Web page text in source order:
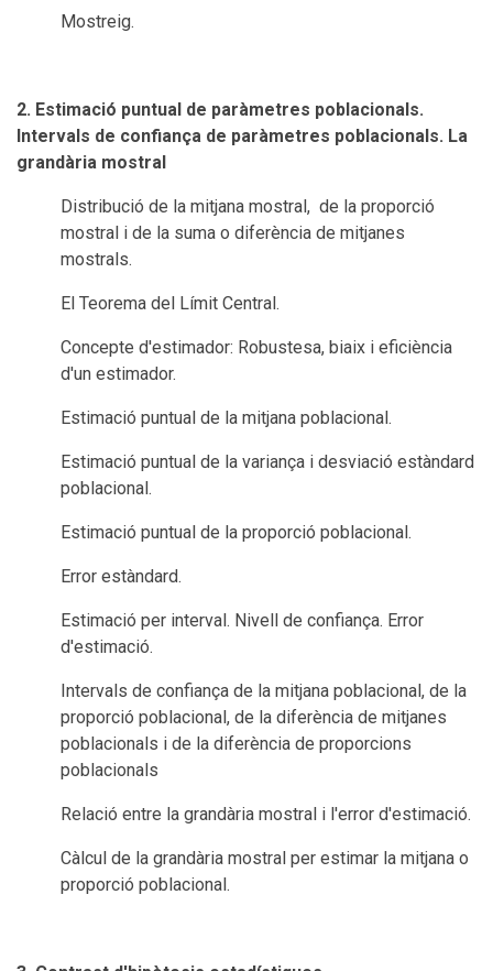
Mostreig.
2. Estimació puntual de paràmetres poblacionals.
Intervals de confiança de paràmetres poblacionals. La
grandària mostral
Distribució de la mitjana mostral, de la proporció
mostral i de la suma o diferència de mitjanes
mostrals.
El Teorema del Límit Central.
Concepte d'estimador: Robustesa, biaix i eficiència
d'un estimador.
Estimació puntual de la mitjana poblacional.
Estimació puntual de la variança i desviació estàndard
poblacional.
Estimació puntual de la proporció poblacional.
Error estàndard.
Estimació per interval. Nivell de confiança. Error
d'estimació.
Intervals de confiança de la mitjana poblacional, de la
proporció poblacional, de la diferència de mitjanes
poblacionals i de la diferència de proporcions
poblacionals
Relació entre la grandària mostral i l'error d'estimació.
Càlcul de la grandària mostral per estimar la mitjana o
proporció poblacional.